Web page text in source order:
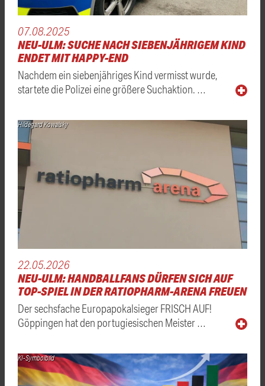
07.08.2025
NEU-ULM: SUCHE NACH SIEBENJÄHRIGEM KIND
ENDET MIT HAPPY-END
Nachdem ein siebenjähriges Kind vermisst wurde,
startete die Polizei eine größere Suchaktion. …
Hildegard Kowalsky
22.05.2026
NEU-ULM: HANDBALLFANS DÜRFEN SICH AUF
TOP-SPIEL IN DER RATIOPHARM-ARENA FREUEN
Der sechsfache Europapokalsieger FRISCH AUF!
Göppingen hat den portugiesischen Meister …
KI-Symbolbild